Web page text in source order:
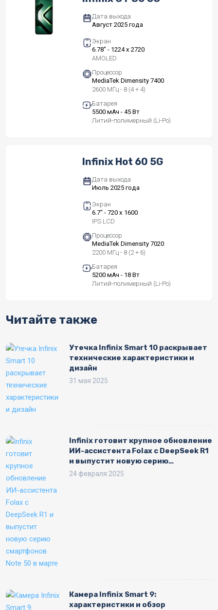
Дата выхода
Август 2025 года
Экран
6.78" - 1224 x 2720
AMOLED
Процессор
MediaTek Dimensity 7400
2600 МГц - 8 (4 + 4)
Батарея
5500 мАч - 45 Вт
Литий-полимерный (Li-Po)
Infinix Hot 60 5G
Дата выхода
Июль 2025 года
Экран
6.7" - 720 x 1600
IPS LCD
Процессор
MediaTek Dimensity 7020
2200 МГц - 8 (2 + 6)
Батарея
5200 мАч - 18 Вт
Литий-полимерный (Li-Po)
Читайте также
Утечка Infinix Smart 10 раскрывает
технические характеристики и
дизайн
31 мая 2025
Infinix готовит крупное обновление
ИИ-ассистента Folax с DeepSeek R1
и выпустит новую серию
смартфонов Note 50 в марте
24 февраля 2025
Камера Infinix Smart 9:
характеристики и обзор